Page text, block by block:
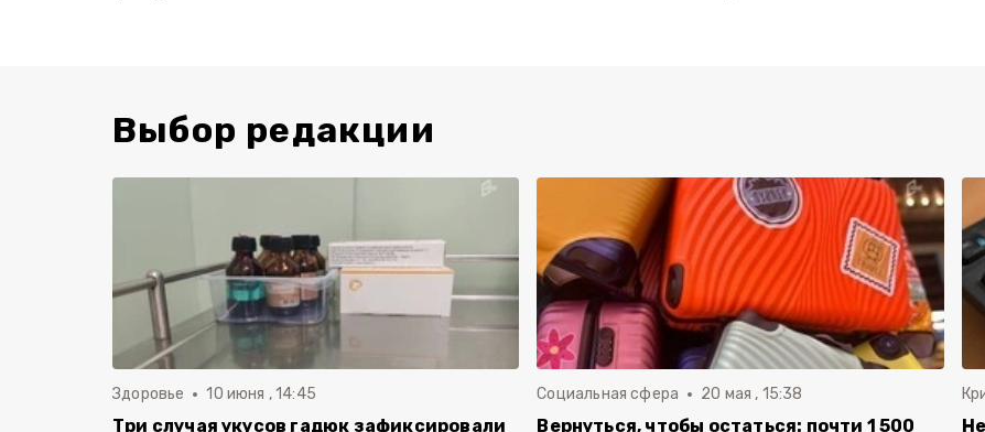
Выбор редакции
Здоровье 10 июня , 14:45
Три случая укусов гадюк зафиксировали
Социальная сфера 20 мая , 15:38
Вернуться, чтобы остаться: почти 1 500